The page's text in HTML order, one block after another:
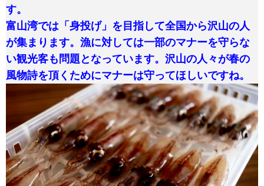
す。
富山湾では「身投げ」を目指して全国から沢山の人
が集まります。漁に対しては一部のマナーを守らな
い観光客も問題となっています。沢山の人々が春の
風物詩を頂くためにマナーは守ってほしいですね。